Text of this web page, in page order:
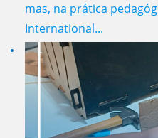
mas, na prática
International...